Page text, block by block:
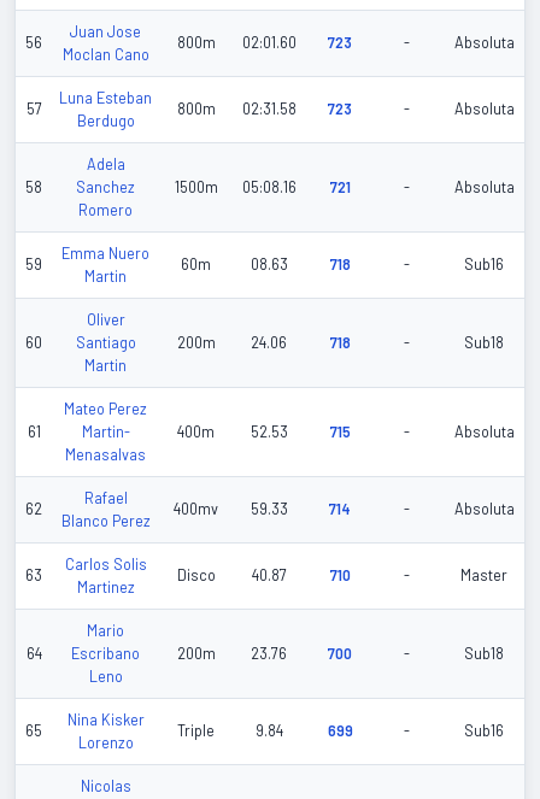
56
Juan Jose
Moclan Cano
800m 02:01.60 723 - Absoluta
57
Luna Esteban
Berdugo
800m 02:31.58 723 - Absoluta
58
Adela
Sanchez
Romero
1500m 05:08.16 721 - Absoluta
59
Emma Nuero
Martin
60m 08.63 718 - Sub16
60
Oliver
Santiago
Martin
200m 24.06 718 - Sub18
61
Mateo Perez
Martin-
Menasalvas
400m 52.53 715 - Absoluta
62
Rafael
Blanco Perez
400mv 59.33 714 - Absoluta
63
Carlos Solis
Martinez
Disco 40.87 710 - Master
64
Mario
Escribano
Leno
200m 23.76 700 - Sub18
65
Nina Kisker
Lorenzo
Triple 9.84 699 - Sub16
Nicolas